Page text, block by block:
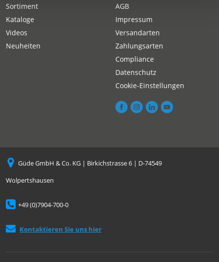
Sortiment
Kataloge
Videos
Neuheiten
AGB
Impressum
Versandarten
Zahlungsarten
Compliance
Datenschutz
Cookie-Einstellungen
Güde GmbH & Co. KG | Birkichstrasse 6 | D-74549
Wolpertshausen
+49 (0)7904-700-0
Kontaktieren Sie uns hier